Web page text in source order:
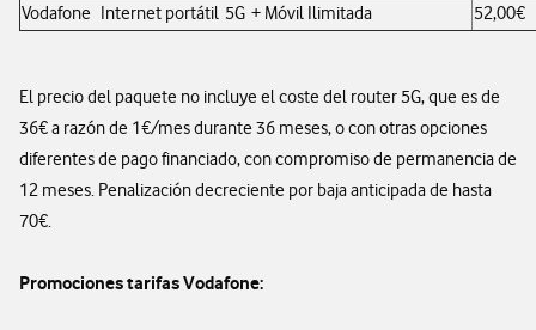
Vodafone Internet portátil 5G + Móvil Ilimitada
52,00€
El precio del paquete no incluye el coste del router 5G, que es de
36€ a razón de 1€/mes durante 36 meses, o con otras opciones
diferentes de pago financiado, con compromiso de permanencia de
12 meses. Penalización decreciente por baja anticipada de hasta
70€.
Promociones tarifas Vodafone: